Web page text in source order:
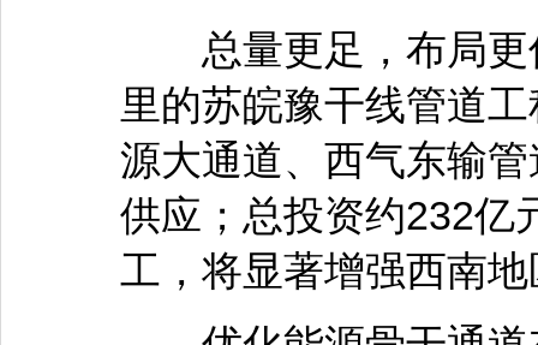
总量更足，布局更
里的苏皖豫干线管道
源大通道、西气东输
供应；总投资约232亿
工，将显著增强西南